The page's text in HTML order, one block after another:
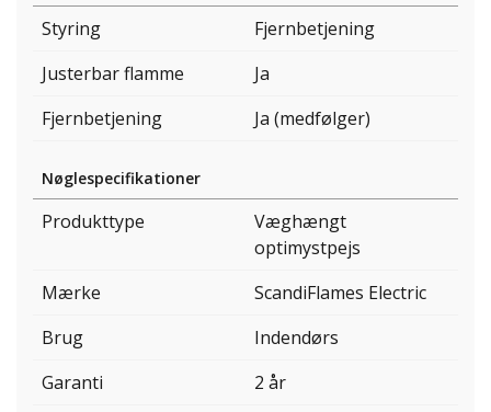
Styring
Fjernbetjening
Justerbar flamme
Ja
Fjernbetjening
Ja (medfølger)
Nøglespecifikationer
Produkttype
Væghængt
optimystpejs
Mærke
ScandiFlames Electric
Brug
Indendørs
Garanti
2 år